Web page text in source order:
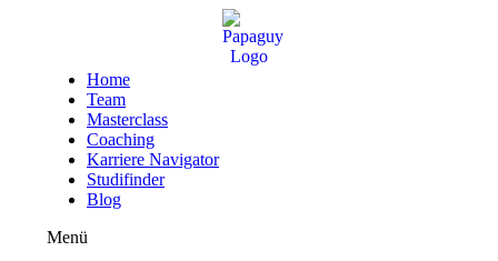
Home
Team
Masterclass
Coaching
Karriere Navigator
Studifinder
Blog
Menü